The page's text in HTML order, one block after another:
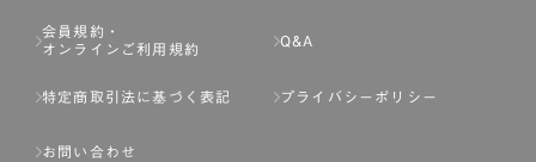
会員規約・
オンラインご利用規約
Q&A
特定商取引法に基づく表記 プライバシーポリシー
お問い合わせ